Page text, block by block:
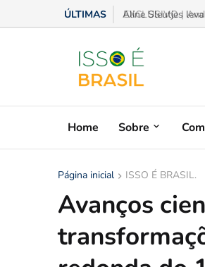
ÚLTIMAS EXCLUSIVO |
Home Sobre
Página inicial ISSO É BRASIL.
Avanços